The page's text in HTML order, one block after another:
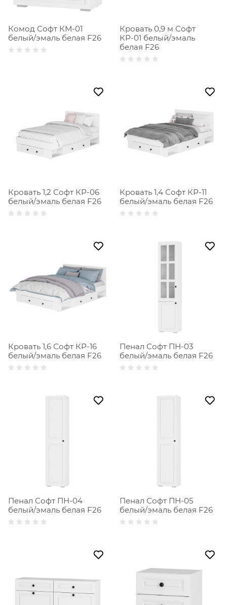
Комод Софт КМ-01
белый/эмаль белая F26
Кровать 0,9 м Софт
КР-01 белый/эмаль
белая F26
Кровать 1,2 Софт КР-06
белый/эмаль белая F26
Кровать 1,4 Софт КР-11
белый/эмаль белая F26
Кровать 1,6 Софт КР-16
белый/эмаль белая F26
Пенал Софт ПН-03
белый/эмаль белая F26
Пенал Софт ПН-04
белый/эмаль белая F26
Пенал Софт ПН-05
белый/эмаль белая F26